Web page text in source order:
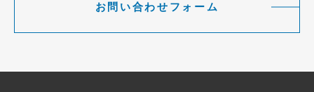
お問い合わせフォーム